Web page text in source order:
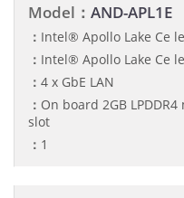
Model： AND-APL1E
： Intel® Apollo Lake Ce
： Intel® Apollo Lake Ce
： 4 x GbE LAN
： On board 2GB
slot
： 1